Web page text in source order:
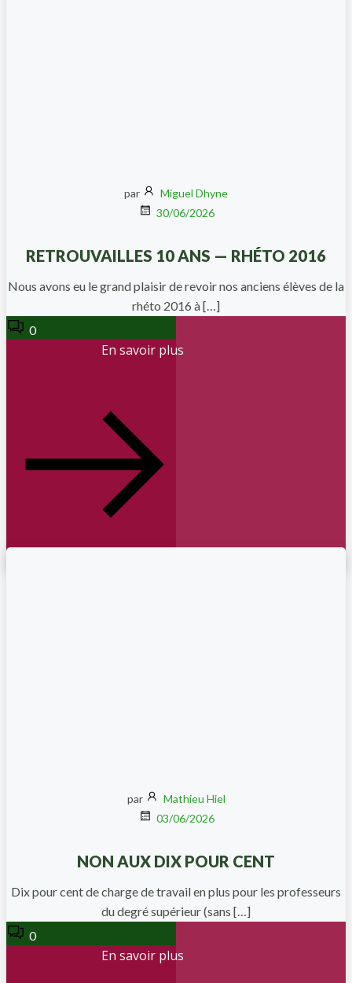
par
Miguel Dhyne
30/06/2026
RETROUVAILLES 10 ANS — RHÉTO 2016
Nous avons eu le grand plaisir de revoir nos anciens élèves de la
rhéto 2016 à […]
0
En savoir plus
par
Mathieu Hiel
03/06/2026
NON AUX DIX POUR CENT
Dix pour cent de charge de travail en plus pour les professeurs
du degré supérieur (sans […]
0
En savoir plus